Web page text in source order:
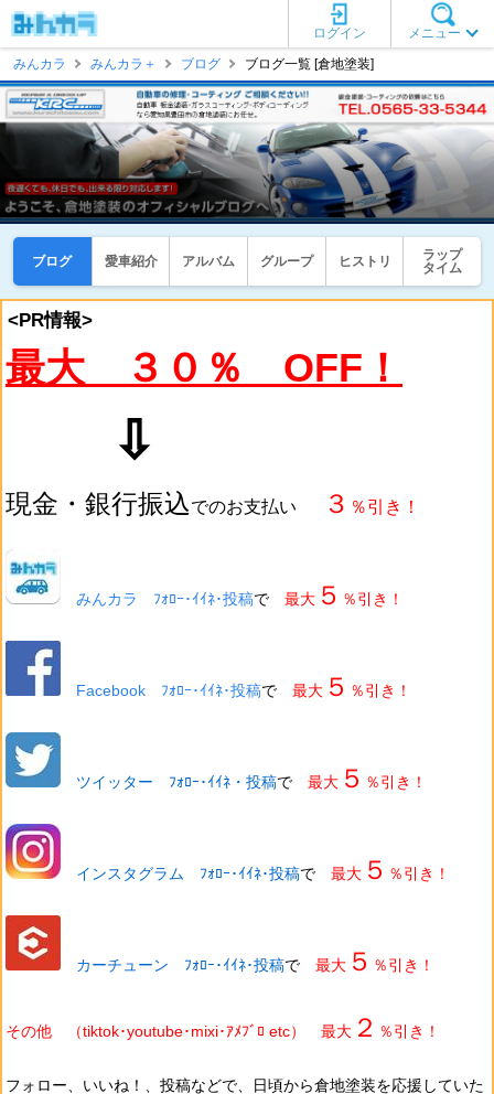
メニュー
ログイン
みんカラ
みんカラ＋ ブログ ブログ一覧 [倉地塗装]
ブログ 愛車紹介 アルバム グループ ヒストリ
ラップ
タイム
<PR情報>
最大 ３０％ OFF！
⇩
現金・銀行振込でのお支払い ３ ％引き！
みんカラ ﾌｫﾛｰ･ｲｲﾈ･投稿で 最大 ５ ％引き！
Facebook ﾌｫﾛｰ･ｲｲﾈ･投稿で 最大 ５ ％引き！
ツイッター ﾌｫﾛｰ･ｲｲﾈ・投稿で 最大 ５ ％引き！
インスタグラム ﾌｫﾛｰ･ｲｲﾈ･投稿で 最大 ５ ％引き！
カーチューン ﾌｫﾛｰ･ｲｲﾈ･投稿で 最大 ５ ％引き！
その他 （tiktok･youtube･mixi･ｱﾒﾌﾞﾛ etc） 最大 ２ ％引き！
フォロー、いいね！、投稿などで、日頃から倉地塗装を応援していた